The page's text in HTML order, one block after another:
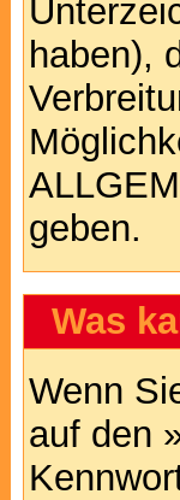
haben),
geben.
Was
Wenn
auf den